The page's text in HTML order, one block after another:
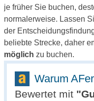
je früher Sie buchen,
normalerweise. Lassen
der
beliebte Strecke, daher
möglich zu buchen.
Warum
Bewertet mit "